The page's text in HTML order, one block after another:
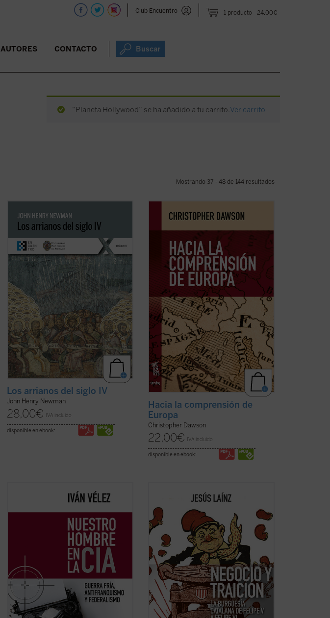
1 producto 24,00€
Club Encuentro
AUTORES CONTACTO Buscar
“Planeta Hollywood” se ha añadido a tu carrito.Ver carrito
Mostrando 37 - 48 de 144 resultados
EnLos arrianos del siglo IV
aborda la génesis, el desarrollo y
consecuencias de la herejía arriana, la
primera gran crisis de la Iglesia después
de la época de las persecuciones.
Aunque la obra se sitúa casi al inicio de la
(ver ficha)
Los arrianos del siglo IV
John Henry Newman
28,00€ IVA incluido
disponible en ebook:
En tiempos de fuertes rechazos y dudas
más aún, de afirmación generalizada de
la decadencia de Occidente,
comprensión de Europaresulta un texto
tan iluminador como cuando se publicó
por ...(ver ficha)
Hacia la comprensión de
Europa
Christopher Dawson
22,00€ IVA incluido
disponible en ebook:
Iván Vélez presenta en este minucioso
investigadora, la génesis, el desarrollo y
los principales protagonistas del comité
español del Congreso por la Libertad de
la Cultura y sus iniciativas, así como sus
De esta nueva versión, muy ampliada, de
Payne: «
Negocio y traición
es una
contribución clave en este momento de
división y debilidad cívicas, porque su
enfoque subraya del modo más ...
(ver
ficha)